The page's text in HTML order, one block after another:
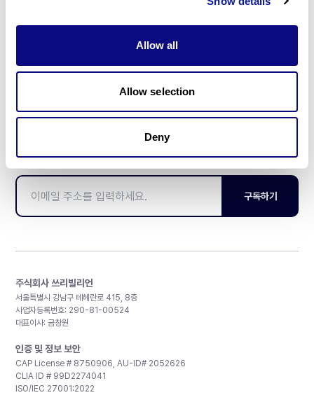
Allow all
Allow selection
Deny
Gene browser
구독하기
주식회사 쓰리빌리언
서울특별시 강남구 테헤란로 415, 8층
사업자등록번호: 290-81-00524
대표이사: 금창원
인증 및 정보 보안
CAP License # 8750906, AU-ID# 2052626
CLIA ID # 99D2274041
ISO/IEC 27001:2022